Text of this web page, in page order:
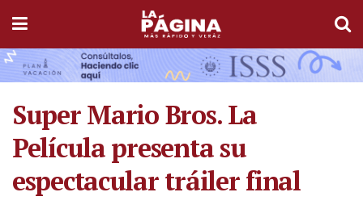
Super Mario Bros. La
Película presenta su
espectacular tráiler final